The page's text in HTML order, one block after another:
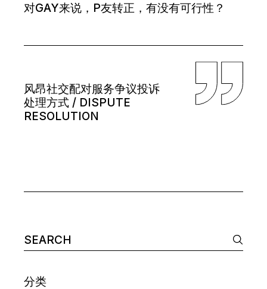
对GAY来说，P友转正，有没有可行性？
风昂社交配对服务争议投诉
处理方式 / DISPUTE
RESOLUTION
Search
for:
分类